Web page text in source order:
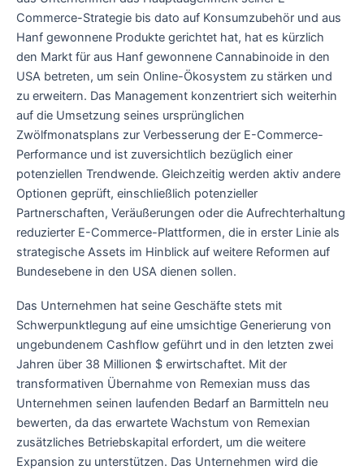
Commerce-Strategie bis dato auf Konsumzubehör und aus
Hanf gewonnene Produkte gerichtet hat, hat es kürzlich
den Markt für aus Hanf gewonnene Cannabinoide in den
USA betreten, um sein Online-Ökosystem zu stärken und
zu erweitern. Das Management konzentriert sich weiterhin
auf die Umsetzung seines ursprünglichen
Zwölfmonatsplans zur Verbesserung der E-Commerce-
Performance und ist zuversichtlich bezüglich einer
potenziellen Trendwende. Gleichzeitig werden aktiv andere
Optionen geprüft, einschließlich potenzieller
Partnerschaften, Veräußerungen oder die Aufrechterhaltung
reduzierter E-Commerce-Plattformen, die in erster Linie als
strategische Assets im Hinblick auf weitere Reformen auf
Bundesebene in den USA dienen sollen.
Das Unternehmen hat seine Geschäfte stets mit
Schwerpunktlegung auf eine umsichtige Generierung von
ungebundenem Cashflow geführt und in den letzten zwei
Jahren über 38 Millionen $ erwirtschaftet. Mit der
transformativen Übernahme von Remexian muss das
Unternehmen seinen laufenden Bedarf an Barmitteln neu
bewerten, da das erwartete Wachstum von Remexian
zusätzliches Betriebskapital erfordert, um die weitere
Expansion zu unterstützen. Das Unternehmen wird die